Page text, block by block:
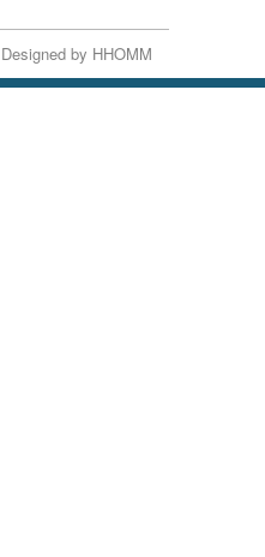
Designed by HHOMM